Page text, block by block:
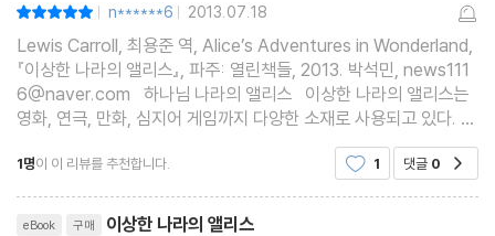
| n******6 | 2013.07.18
Lewis Carroll, 최용준 역, Alice’s Adventures in Wonderland,
『이상한 나라의 앨리스』, 파주: 열린책들, 2013. 박석민, news111
6@naver.com 하나님 나라의 앨리스 이상한 나라의 앨리스는
영화, 연극, 만화, 심지어 게임까지 다양한 소재로 사용되고 있다. 그
래서 아마도 앨리스가 어떤 이야기인지는 대충이라고 다 알 듯하다.
실제로 100년도 더 되었으니 할 말은 다
1명이 이 리뷰를 추천합니다. 1 댓글 0
eBook 구매 이상한 나라의 앨리스